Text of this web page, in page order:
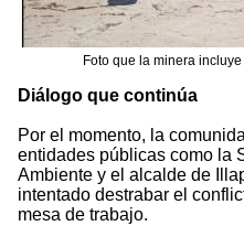
Foto que la minera
Diálogo que continúa
Por el momento, la
entidades públicas como la
Ambiente y el alcalde de
intentado destrabar el
mesa de trabajo.